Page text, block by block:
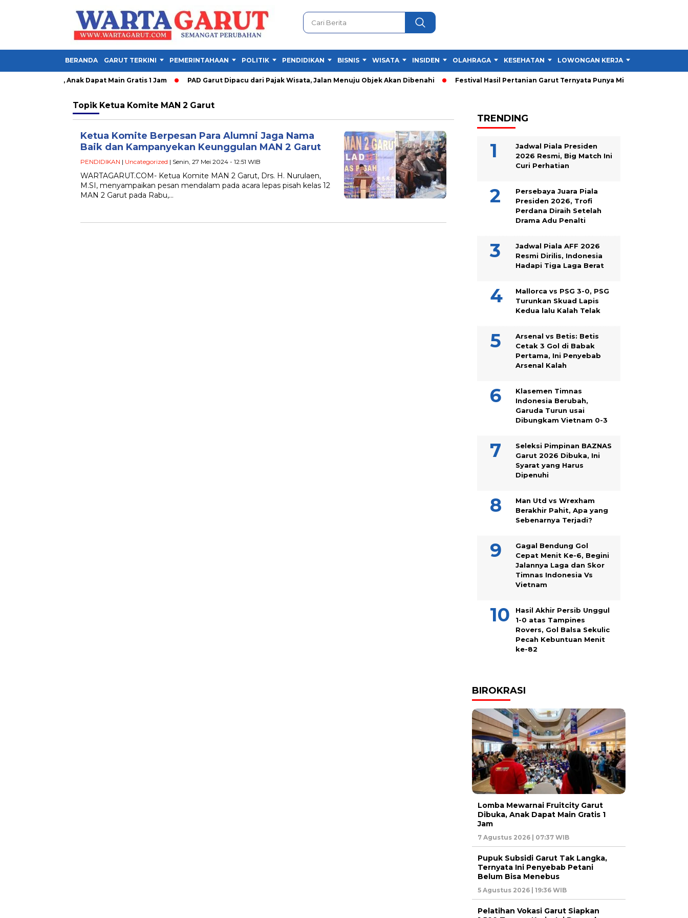
BERANDA GARUT TERKINI PEMERINTAHAAN POLITIK PENDIDIKAN BISNIS WISATA INSIDEN OLAHRAGA KESEHATAN LOWONGAN KERJA
Dibuka, Anak Dapat Main Gratis 1 Jam PAD Garut Dipacu dari Pajak Wisata, Jalan Menuju Objek Akan Dibenahi Festival Hasil Pertanian Garut Ternyata Punya Misi Besar untuk Petani
Topik Ketua Komite MAN 2 Garut
Ketua Komite Berpesan Para Alumni Jaga Nama
Baik dan Kampanyekan Keunggulan MAN 2 Garut
PENDIDIKAN | Uncategorized | Senin, 27 Mei 2024 - 12:51 WIB
WARTAGARUT.COM- Ketua Komite MAN 2 Garut, Drs. H. Nurulaen,
M.SI, menyampaikan pesan mendalam pada acara lepas pisah kelas 12
MAN 2 Garut pada Rabu,…
TRENDING
Jadwal Piala Presiden
2026 Resmi, Big Match Ini
Curi Perhatian
Persebaya Juara Piala
Presiden 2026, Trofi
Perdana Diraih Setelah
Drama Adu Penalti
Jadwal Piala AFF 2026
Resmi Dirilis, Indonesia
Hadapi Tiga Laga Berat
Mallorca vs PSG 3-0, PSG
Turunkan Skuad Lapis
Kedua lalu Kalah Telak
Arsenal vs Betis: Betis
Cetak 3 Gol di Babak
Pertama, Ini Penyebab
Arsenal Kalah
Klasemen Timnas
Indonesia Berubah,
Garuda Turun usai
Dibungkam Vietnam 0-3
Seleksi Pimpinan BAZNAS
Garut 2026 Dibuka, Ini
Syarat yang Harus
Dipenuhi
Man Utd vs Wrexham
Berakhir Pahit, Apa yang
Sebenarnya Terjadi?
Gagal Bendung Gol
Cepat Menit Ke-6, Begini
Jalannya Laga dan Skor
Timnas Indonesia Vs
Vietnam
Hasil Akhir Persib Unggul
1-0 atas Tampines
Rovers, Gol Balsa Sekulic
Pecah Kebuntuan Menit
ke-82
BIROKRASI
Lomba Mewarnai Fruitcity Garut
Dibuka, Anak Dapat Main Gratis 1
Jam
7 Agustus 2026 | 07:37 WIB
Pupuk Subsidi Garut Tak Langka,
Ternyata Ini Penyebab Petani
Belum Bisa Menebus
5 Agustus 2026 | 19:36 WIB
Pelatihan Vokasi Garut Siapkan